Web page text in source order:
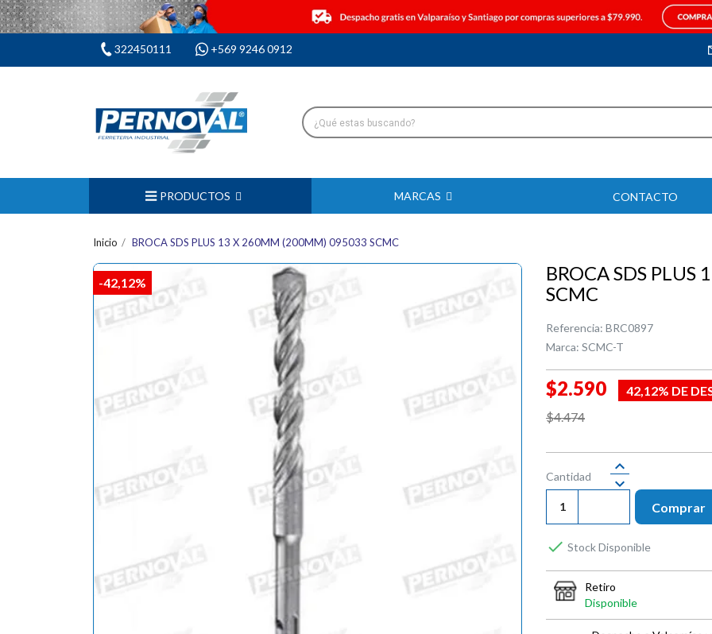
322450111 +569 9246 0912
PRODUCTOS MARCAS CONTACTO
Inicio BROCA SDS PLUS 13 X 260MM (200MM) 095033 SCMC
-42,12%
BROCA SDS
SCMC
Referencia: BRC0897
Marca: SCMC-T
$2.590
42,12% DE
$4.474
Cantidad
Comprar
 Stock Disponible
Retiro
Disponible